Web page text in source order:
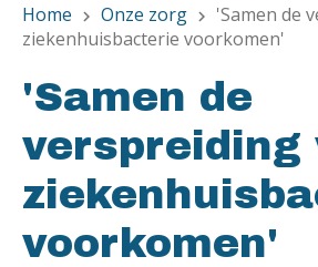
Home chevron_right Onze zorg chevron_right
'Samen de
ziekenhuisbacterie voorkomen'
'Samen de
verspreiding
voorkomen'